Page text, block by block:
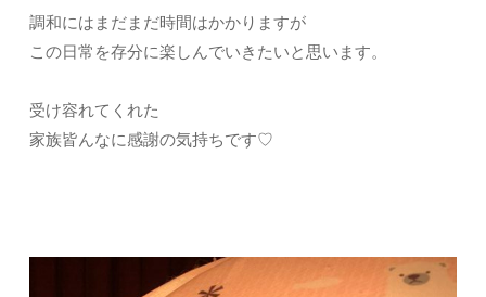
調和にはまだまだ時間はかかりますが
この日常を存分に楽しんでいきたいと思います。
受け容れてくれた
家族皆んなに感謝の気持ちです♡